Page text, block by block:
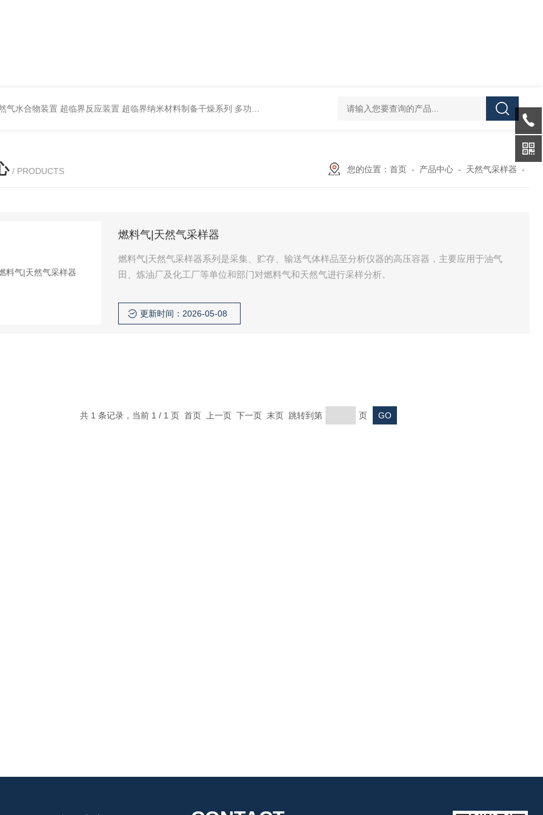
气水合物装置 超临界反应装置 超临界纳米材料制备干燥系列 多功能岩心驱替模拟装置厂家 岩心流动分析仪器厂家 AXPH-2000高压相平衡实
/ PRODUCTS 您的位置： 首页 - 产品中心 - 天然气采样器 -
燃料气|天然气采样器
燃料气|天然气采样器系列是采集、贮存、输送气体样品至分析仪器的高压容器，主要应用于油气
田、炼油厂及化工厂等单位和部门对燃料气和天然气进行采样分析。
更新时间：2026-05-08
共 1 条记录，当前 1 / 1 页 首页 上一页 下一页 末页 跳转到第 页